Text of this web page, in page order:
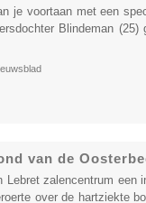
je voortaan met een
Blindeman
van de
Lebret zalencentrum
over de hartziekte